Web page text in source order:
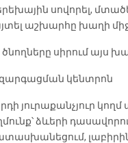
սովորել,
աշխարհը խաղի
ծնողները սիրում այս
զարգացման կենտրոն
յուրաքանչյուր կողմ
ձևերի